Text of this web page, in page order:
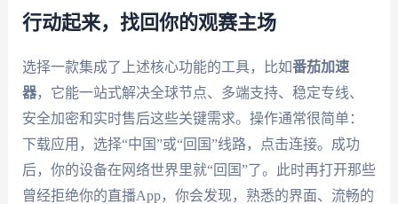
行动起来，找回你的观赛主场
选择一款集成了上述核心功能的工具，比如番茄加速
器，它能一站式解决全球节点、多端支持、稳定专线、
安全加密和实时售后这些关键需求。操作通常很简单：
下载应用，选择“中国”或“回国”线路，点击连接。成功
后，你的设备在网络世界里就“回国”了。此时再打开那些
曾经拒绝你的直播App，你会发现，熟悉的界面、流畅的